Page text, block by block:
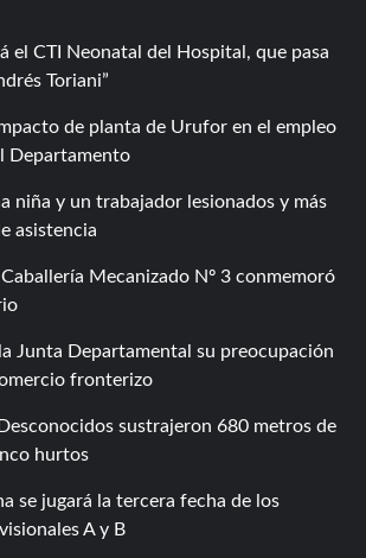
el CTI Neonatal del Hospital, que pasa
Toriani”
de planta de Urufor en el empleo
Departamento
niña y un trabajador lesionados y más
asistencia
Mecanizado Nº 3 conmemoró
Junta Departamental su preocupación
fronterizo
sustrajeron 680 metros de
hurtos
se jugará la tercera fecha de los
A y B